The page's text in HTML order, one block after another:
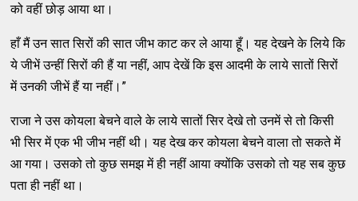
को वहीं छोड़ आया था।
हाँ मैं उन सात सिरों की सात जीभ काट कर ले आया हूँ। यह देखने के लिये कि
ये जीभें उन्हीं सिरों की हैं या नहीं, आप देखें कि इस आदमी के लाये सातों सिरों
में उनकी जीभें हैं या नहीं।”
राजा ने उस कोयला बेचने वाले के लाये सातों सिर देखे तो उनमें से तो किसी
भी सिर में एक भी जीभ नहीं थी। यह देख कर कोयला बेचने वाला तो सकते में
आ गया। उसको तो कुछ समझ में ही नहीं आया क्योंकि उसको तो यह सब कुछ
पता ही नहीं था।